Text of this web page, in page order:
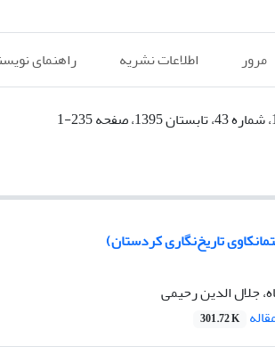
مرور اطلاعات نشریه راهنمای
تاریخ‌نگاری کردستان)
جلال الدین رحیمی
301.72 K